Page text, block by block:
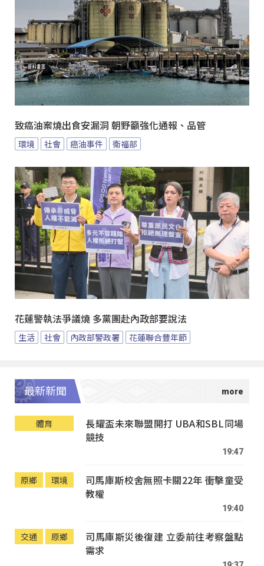
致癌油案燒出食安漏洞 朝野籲強化通報、品管
環境 社會 癌油事件 衛福部
花蓮警執法爭議燒 多黨團赴內政部要說法
生活 社會 內政部警政署 花蓮聯合豐年節
最新新聞
體育
長耀盃未來聯盟開打 UBA和SBL同場
競技
19:47
原鄉 環境
司馬庫斯校舍無照卡關22年 衝擊童受
教權
19:40
交通 原鄉
司馬庫斯災後復建 立委前往考察盤點
需求